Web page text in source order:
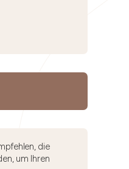
die
um Ihren